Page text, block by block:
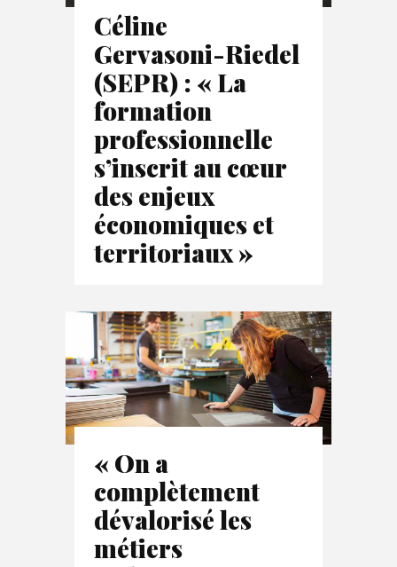
Céline
Gervasoni-Riedel
(SEPR) : « La
formation
professionnelle
s’inscrit au cœur
des enjeux
économiques et
territoriaux »
« On a
complètement
dévalorisé les
métiers